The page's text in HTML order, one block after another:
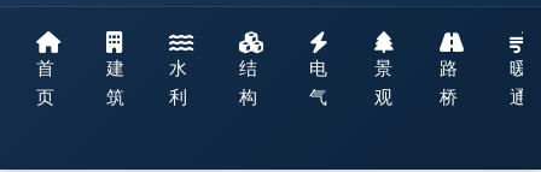
首
页
建
筑
水
利
结
构
电
气
景
观
路
桥
暖
通